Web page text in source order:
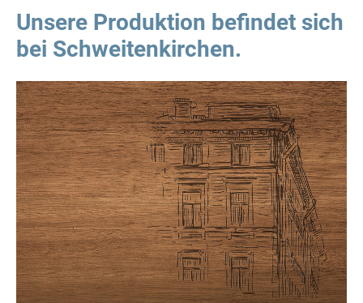
Unsere Produktion befindet sich
bei Schweitenkirchen.